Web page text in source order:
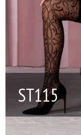
ST115